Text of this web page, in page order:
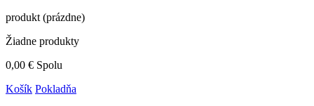
produkt (prázdne)
Žiadne produkty
0,00 € Spolu
Košík Pokladňa